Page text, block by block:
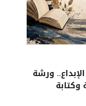
ورشة